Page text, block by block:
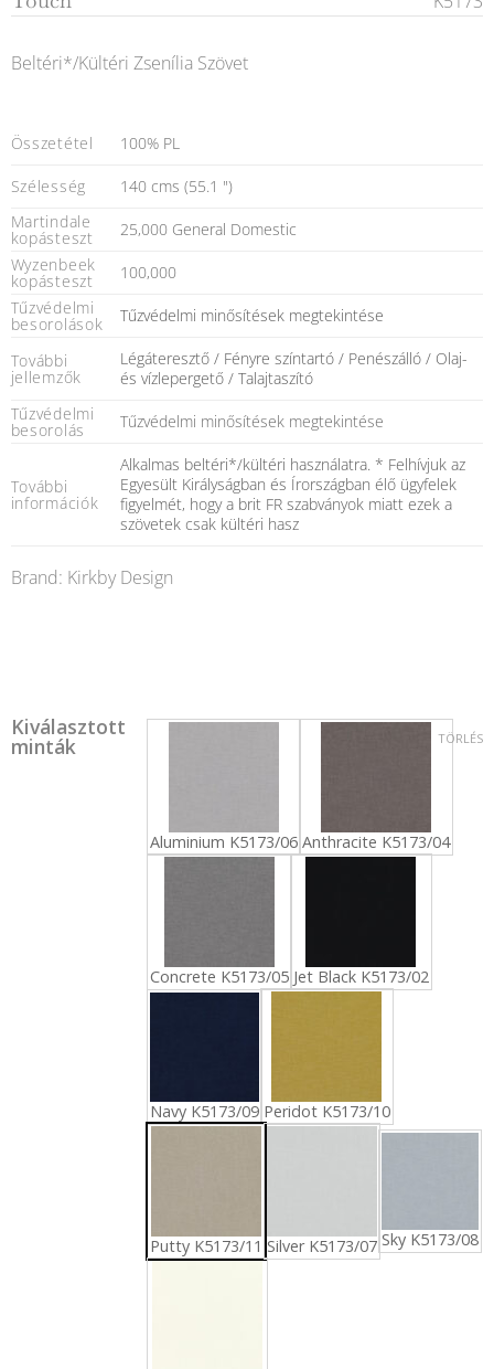
Beltéri*/Kültéri Zsenília Szövet
Összetétel 100% PL
Szélesség
140 cms (55.1 ")
Martindale
kopásteszt
25,000 General Domestic
Wyzenbeek
kopásteszt
100,000
Tűzvédelmi
besorolások Tűzvédelmi minősítések megtekintése
További
jellemzők
Légáteresztő / Fényre színtartó / Penészálló / Olaj-
és vízlepergető / Talajtaszító
Tűzvédelmi
besorolás Tűzvédelmi minősítések megtekintése
További
információk
Alkalmas beltéri*/kültéri használatra. * Felhívjuk az
Egyesült Királyságban és Írországban élő ügyfelek
figyelmét, hogy a brit FR szabványok miatt ezek a
szövetek csak kültéri hasz
Brand: Kirkby Design
Kiválasztott
minták
Aluminium K5173/06 Anthracite K5173/04
Concrete K5173/05 Jet Black K5173/02
Navy K5173/09 Peridot K5173/10
Putty K5173/11 Silver K5173/07 Sky K5173/08
TÖRLÉS